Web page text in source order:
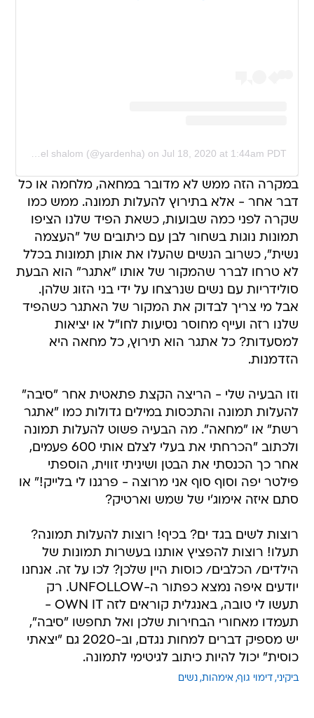
on Jul 18, 2020 at 1:44am PDT
במקרה הזה ממש לא מדובר במחאה, מלחמה או כל
דבר אחר - אלא בתירוץ להעלות תמונה. ממש כמו
שקרה לפני כמה שבועות, כשאת הפיד שלנו הציפו
תמונות נוגות בשחור לבן עם כיתובים של "העצמה
נשית", כשרוב הנשים שהעלו את אותן תמונות בכלל
לא טרחו לברר שהמקור של אותו "אתגר" הוא הבעת
סולידריות עם נשים שנרצחו על ידי בני הזוג שלהן.
אבל מי צריך לבדוק את המקור של האתגר כשהפיד
שלנו רזה ועייף מחוסר נסיעות לחו"ל או יציאות
למסעדות? כל אתגר הוא תירוץ, כל מחאה היא
הזדמנות.
וזו הבעיה שלי - הריצה הקצת פתאטית אחר "סיבה"
להעלות תמונה והתכסות במילים גדולות כמו "אתגר
רשת" או "מחאה". מה הבעיה פשוט להעלות תמונה
ולכתוב "הכרחתי את בעלי לצלם אותי 600 פעמים,
אחר כך הכנסתי את הבטן ושיניתי זווית, הוספתי
פילטר יפה וסוף סוף אני מרוצה - פרגנו לי בלייק!" או
סתם איזה אימוג'י של שמש וארטיק?
רוצות לשים בגד ים? בכיף! רוצות להעלות תמונה?
תעלו! רוצות להפציץ אותנו בעשרות תמונות של
הילדים/ הכלבים/ כוסות היין שלכן? לכו על זה. אנחנו
יודעים איפה נמצא כפתור ה-UNFOLLOW. רק
תעשו לי טובה, באנגלית קוראים לזה OWN IT -
תעמדו מאחורי הבחירות שלכן ואל תחפשו "סיבה",
יש מספיק דברים למחות נגדם, וב-2020 גם "יצאתי
כוסית" יכול להיות כיתוב לגיטימי לתמונה.
ביקיני דימוי גוף אימהות נשים